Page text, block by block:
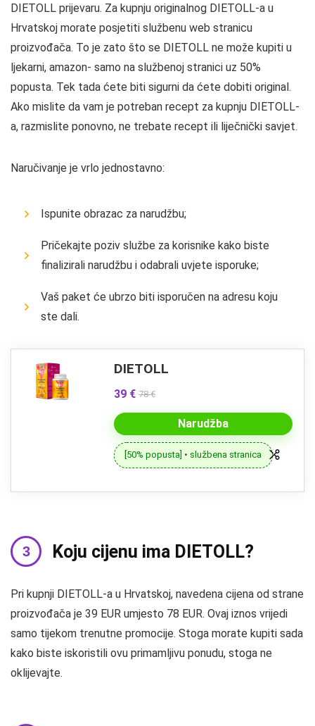
DIETOLL prijevaru. Za kupnju originalnog DIETOLL-a u
Hrvatskoj morate posjetiti službenu web stranicu
proizvođača. To je zato što se DIETOLL ne može kupiti u
ljekarni, amazon- samo na službenoj stranici uz 50%
popusta. Tek tada ćete biti sigurni da ćete dobiti original.
Ako mislite da vam je potreban recept za kupnju DIETOLL-
a, razmislite ponovno, ne trebate recept ili liječnički savjet.
Naručivanje je vrlo jednostavno:
Ispunite obrazac za narudžbu;
Pričekajte poziv službe za korisnike kako biste
finalizirali narudžbu i odabrali uvjete isporuke;
Vaš paket će ubrzo biti isporučen na adresu koju
ste dali.
DIETOLL
39 € 78 €
Narudžba
[50% popusta] • službena stranica
Koju cijenu ima DIETOLL?
Pri kupnji DIETOLL-a u Hrvatskoj, navedena cijena od strane
proizvođača je 39 EUR umjesto 78 EUR. Ovaj iznos vrijedi
samo tijekom trenutne promocije. Stoga morate kupiti sada
kako biste iskoristili ovu primamljivu ponudu, stoga ne
oklijevajte.